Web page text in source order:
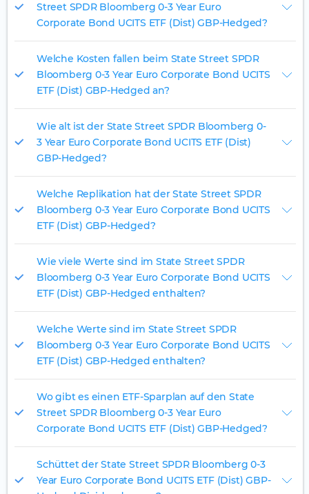
Street SPDR Bloomberg 0-3 Year Euro
Corporate Bond UCITS ETF (Dist) GBP-Hedged?
Welche Kosten fallen beim State Street SPDR
Bloomberg 0-3 Year Euro Corporate Bond UCITS
ETF (Dist) GBP-Hedged an?
Wie alt ist der State Street SPDR Bloomberg 0-
3 Year Euro Corporate Bond UCITS ETF (Dist)
GBP-Hedged?
Welche Replikation hat der State Street SPDR
Bloomberg 0-3 Year Euro Corporate Bond UCITS
ETF (Dist) GBP-Hedged?
Wie viele Werte sind im State Street SPDR
Bloomberg 0-3 Year Euro Corporate Bond UCITS
ETF (Dist) GBP-Hedged enthalten?
Welche Werte sind im State Street SPDR
Bloomberg 0-3 Year Euro Corporate Bond UCITS
ETF (Dist) GBP-Hedged enthalten?
Wo gibt es einen ETF-Sparplan auf den State
Street SPDR Bloomberg 0-3 Year Euro
Corporate Bond UCITS ETF (Dist) GBP-Hedged?
Schüttet der State Street SPDR Bloomberg 0-3
Year Euro Corporate Bond UCITS ETF (Dist) GBP-